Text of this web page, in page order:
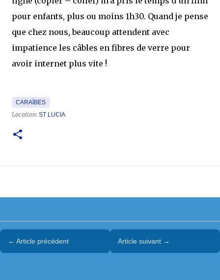
pour enfants, plus ou moins 1h30. Quand je pense
que chez nous, beaucoup attendent avec
impatience les câbles en fibres de verre pour
avoir internet plus vite !
CARAÏBES
Location: ST LUCIA
← Article précédent Article suivant →